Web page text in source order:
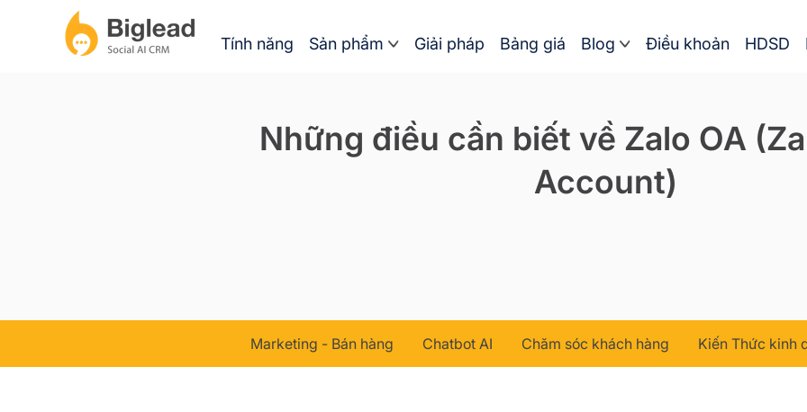
Tính năng Sản phẩm Giải pháp Bảng giá Blog Điều khoản HDSD
Những điều cần biết về Zalo OA
Account)
Marketing - Bán hàng Chatbot AI Chăm sóc khách hàng Kiến Thức kinh